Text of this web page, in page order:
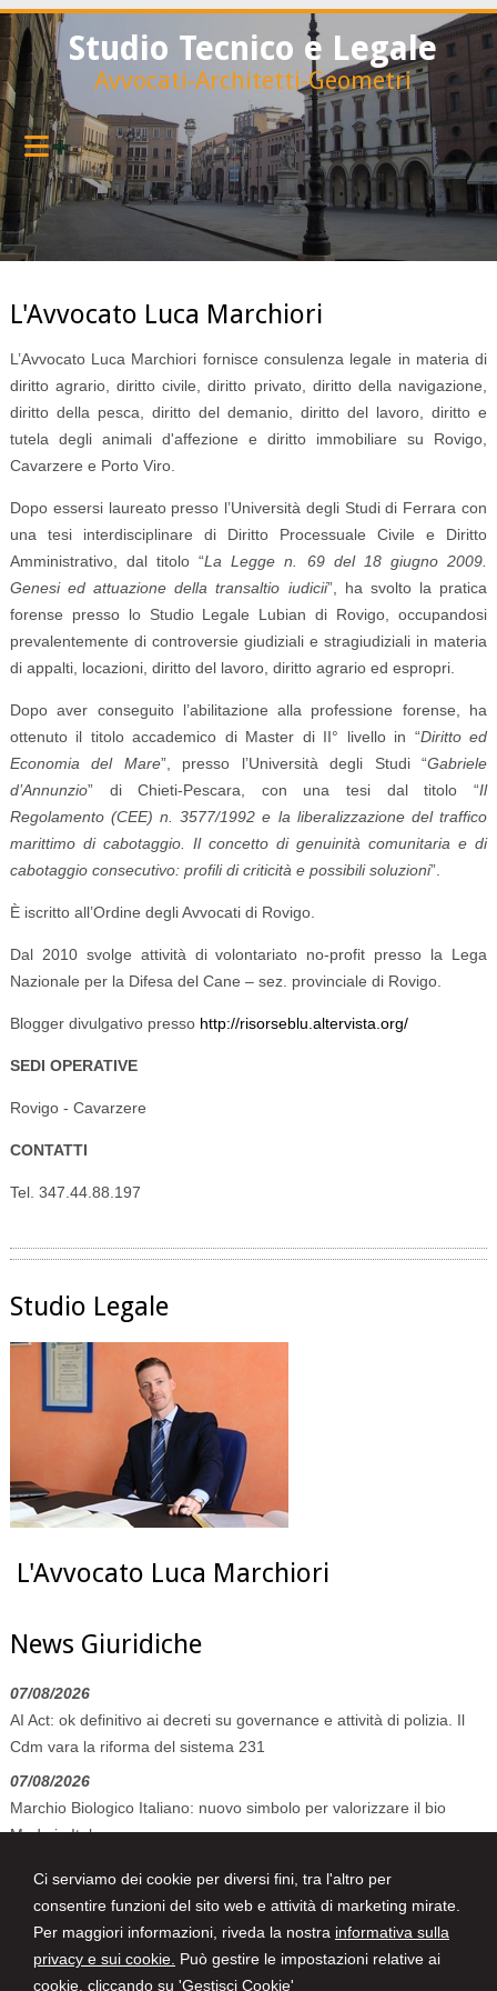
Ci serviamo dei cookie per diversi fini, tra l'altro per
consentire funzioni del sito web e attività di marketing mirate.
Per maggiori informazioni, riveda la nostra informativa sulla
privacy e sui cookie. Può gestire le impostazioni relative ai
cookie, cliccando su 'Gestisci Cookie'
Studio Tecnico e Legale
Avvocati-Architetti-Geometri
L'Avvocato Luca Marchiori
L’Avvocato Luca Marchiori fornisce consulenza legale in materia di
diritto agrario, diritto civile, diritto privato, diritto della navigazione,
diritto della pesca, diritto del demanio, diritto del lavoro, diritto e
tutela degli animali d'affezione e diritto immobiliare su Rovigo,
Cavarzere e Porto Viro.
Dopo essersi laureato presso l’Università degli Studi di Ferrara con
una tesi interdisciplinare di Diritto Processuale Civile e Diritto
Amministrativo, dal titolo “La Legge n. 69 del 18 giugno 2009.
Genesi ed attuazione della transaltio iudicii”, ha svolto la pratica
forense presso lo Studio Legale Lubian di Rovigo, occupandosi
prevalentemente di controversie giudiziali e stragiudiziali in materia
di appalti, locazioni, diritto del lavoro, diritto agrario ed espropri.
Dopo aver conseguito l’abilitazione alla professione forense, ha
ottenuto il titolo accademico di Master di II° livello in “Diritto ed
Economia del Mare”, presso l’Università degli Studi “Gabriele
d’Annunzio” di Chieti-Pescara, con una tesi dal titolo “Il
Regolamento (CEE) n. 3577/1992 e la liberalizzazione del traffico
marittimo di cabotaggio. Il concetto di genuinità comunitaria e di
cabotaggio consecutivo: profili di criticità e possibili soluzioni”.
È iscritto all’Ordine degli Avvocati di Rovigo.
Dal 2010 svolge attività di volontariato no-profit presso la Lega
Nazionale per la Difesa del Cane – sez. provinciale di Rovigo.
Blogger divulgativo presso http://risorseblu.altervista.org/
SEDI OPERATIVE
Rovigo - Cavarzere
CONTATTI
Tel. 347.44.88.197
Studio Legale
L'Avvocato Luca Marchiori
News Giuridiche
07/08/2026
AI Act: ok definitivo ai decreti su governance e attività di polizia. Il
Cdm vara la riforma del sistema 231
07/08/2026
Marchio Biologico Italiano: nuovo simbolo per valorizzare il bio
Made in Italy